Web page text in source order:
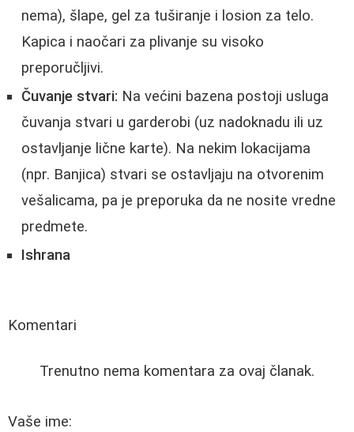
nema), šlape, gel za tuširanje i losion za telo.
Kapica i naočari za plivanje su visoko
preporučljivi.
Čuvanje stvari: Na većini bazena postoji usluga
čuvanja stvari u garderobi (uz nadoknadu ili uz
ostavljanje lične karte). Na nekim lokacijama
(npr. Banjica) stvari se ostavljaju na otvorenim
vešalicama, pa je preporuka da ne nosite vredne
predmete.
Ishrana
Komentari
Trenutno nema komentara za ovaj članak.
Vaše ime: